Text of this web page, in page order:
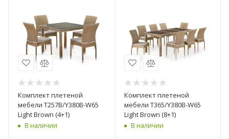
Комплект плетеной
мебели T257B/Y380B-W65
Light Brown (4+1)
В наличии
Комплект плетеной
мебели T365/Y380B-W65
Light Brown (8+1)
В наличии